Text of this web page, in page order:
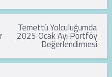
Temettü Yolculuğumda
2025 Ocak Ayı Portföy
Değerlendirmesi